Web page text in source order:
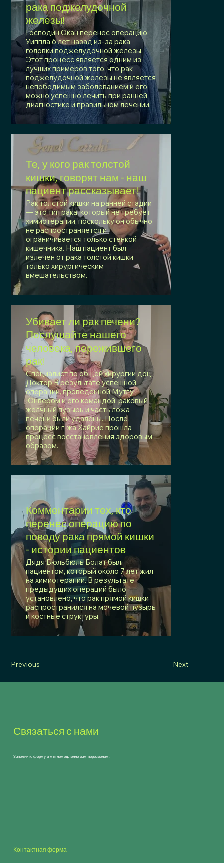
рака поджелудочной
железы!
Господин Окан перенес операцию
Уиппла 6 лет назад из-за рака
головки поджелудочной железы.
Этот процесс является одним из
лучших примеров того, что рак
поджелудочной железы не является
непобедимым заболеванием и его
можно успешно лечить при ранней
диагностике и правильном лечении.
Те, у кого рак толстой
кишки, говорят нам - наш
пациент рассказывает!
Рак толстой кишки на ранней стадии
— это тип рака, который не требует
химиотерапии, поскольку он обычно
не распространяется и
ограничивается только стенкой
кишечника. Наш пациент был
излечен от рака толстой кишки
только хирургическим
вмешательством.
Убивает ли рак печени?
Послушайте нашего
человека, пережившего
рак!
Специалист по общей хирургии доц.
Доктор В результате успешной
операции, проведенной Мутлу
Юнвером и его командой, раковый
желчный пузырь и часть ложа
печени были удалены. После
операции г-жа Хайрие прошла
процесс восстановления здоровым
образом.
Комментарии тех, кто
перенес операцию по
поводу рака прямой кишки
- истории пациентов
Дядя Бюльбюль Болат был
пациентом, который около 7 лет жил
на химиотерапии. В результате
предыдущих операций было
установлено, что рак прямой кишки
распространился на мочевой пузырь
и костные структуры.
Next
Previous
Связаться с нами
Заполните форму и мы немедленно вам перезвоним.
Контактная форма